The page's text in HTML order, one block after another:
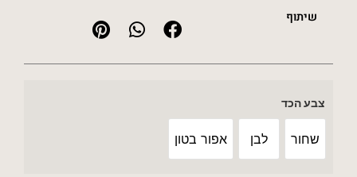
שיתוף
צבע הכד
שחור לבן אפור בטון